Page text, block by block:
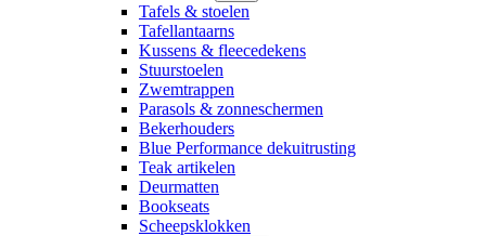
Tafels & stoelen
Tafellantaarns
Kussens & fleecedekens
Stuurstoelen
Zwemtrappen
Parasols & zonneschermen
Bekerhouders
Blue Performance dekuitrusting
Teak artikelen
Deurmatten
Bookseats
Scheepsklokken